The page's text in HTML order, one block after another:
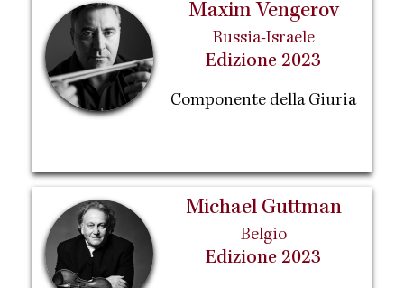
Maxim Vengerov
Russia-Israele
Edizione 2023
Componente della Giuria
Michael Guttman
Belgio
Edizione 2023